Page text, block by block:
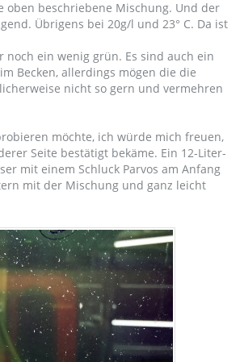
oben beschriebene Mischung. Und der
Übrigens bei 20g/l und 23° C. Da ist
noch ein wenig grün. Es sind auch ein
Becken, allerdings mögen die die
nicht so gern und vermehren
möchte, ich würde mich freuen,
Seite bestätigt bekäme. Ein 12-Liter-
mit einem Schluck Parvos am Anfang
mit der Mischung und ganz leicht